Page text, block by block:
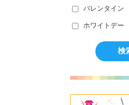
バレンタイン
ホワイトデー